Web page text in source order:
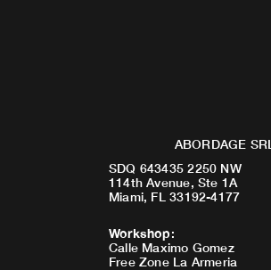
ABORDAGE SRL
SDQ 643435 2250 NW
114th Avenue, Ste 1A
Miami, FL 33192-4177
Workshop:
Calle Maximo Gomez
Free Zone La Armeria